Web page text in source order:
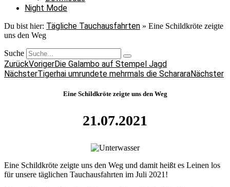
Night Mode
Du bist hier: Tägliche Tauchausfahrten » Eine Schildkröte zeigte
uns den Weg
Suche
ZurückVorigerDie Galambo auf Stempel Jagd
NächsterTigerhai umrundete mehrmals die SchararaNächster
Eine Schildkröte zeigte uns den Weg
21.07.2021
Eine Schildkröte zeigte uns den Weg und damit heißt es Leinen los
für unsere täglichen Tauchausfahrten im Juli 2021!